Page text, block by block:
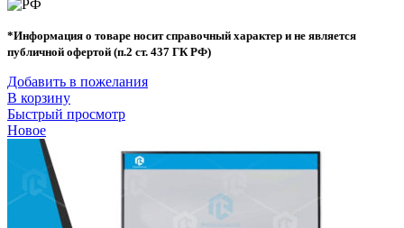
*Информация о товаре носит справочный характер и не является
публичной офертой (п.2 ст. 437 ГК РФ)
Добавить в пожелания
В корзину
Быстрый просмотр
Новое